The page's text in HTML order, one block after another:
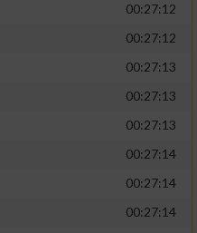
00:27:12
00:27:12
00:27:13
00:27:13
00:27:13
00:27:14
00:27:14
00:27:14